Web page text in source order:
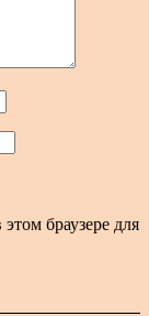
браузере для